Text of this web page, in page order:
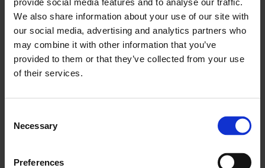
We also share information about your use of our site with
our social media, advertising and analytics partners who
may combine it with other information that you’ve
provided to them or that they’ve collected from your use
of their services.
Selection
Necessary
Preferences
zabezpečuje konzistentnosť a pripravenosť na audit na
všetkých miestach.
Záver: Inšpekcie ako vaša
konkurenčná výhoda
povinnosť uloženú regulačnými orgánmi. Sú zdrojom
prevádzkových informácií, ktoré pri správnom použití